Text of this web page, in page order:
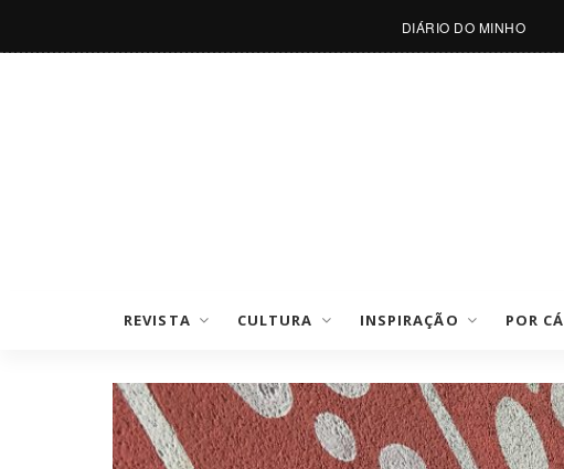
DIÁRIO DO MINHO
REVISTA CULTURA INSPIRAÇÃO POR CÁ